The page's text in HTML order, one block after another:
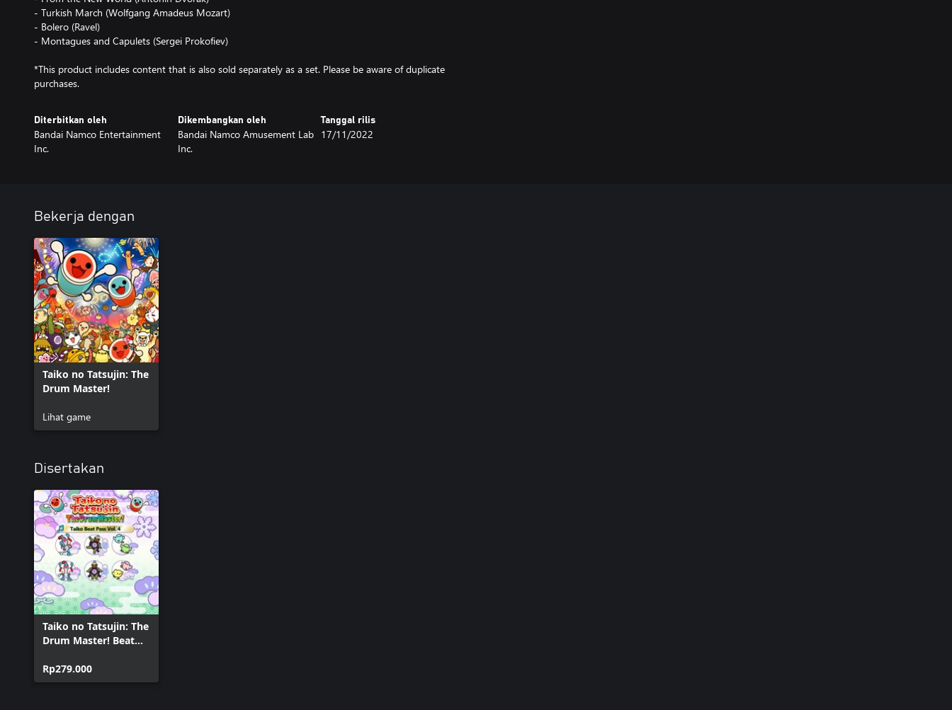
- Turkish March (Wolfgang Amadeus Mozart)
- Bolero (Ravel)
- Montagues and Capulets (Sergei Prokofiev)
*This product includes content that is also sold separately as a set. Please be aware of duplicate
purchases.
Diterbitkan oleh
Bandai Namco Entertainment
Inc.
Dikembangkan oleh
Bandai Namco Amusement Lab
Inc.
Tanggal rilis
17/11/2022
Bekerja dengan
Taiko no Tatsujin: The
Drum Master!
Lihat game
Disertakan
Taiko no Tatsujin: The
Drum Master! Beat
Rp279.000